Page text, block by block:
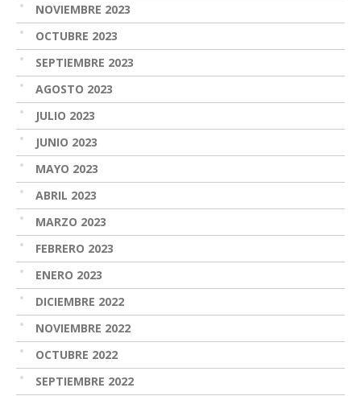
NOVIEMBRE 2023
OCTUBRE 2023
SEPTIEMBRE 2023
AGOSTO 2023
JULIO 2023
JUNIO 2023
MAYO 2023
ABRIL 2023
MARZO 2023
FEBRERO 2023
ENERO 2023
DICIEMBRE 2022
NOVIEMBRE 2022
OCTUBRE 2022
SEPTIEMBRE 2022